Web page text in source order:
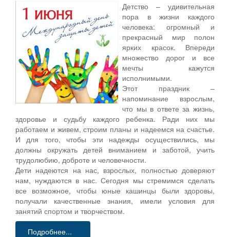
Детство – удивительная
пора в жизни каждого
человека: огромный и
прекрасный мир полон
ярких красок. Впереди
множество дорог и все
мечты кажутся
исполнимыми.
Этот праздник –
напоминание взрослым,
что мы в ответе за жизнь,
здоровье и судьбу каждого ребенка. Ради них мы
работаем и живем, строим планы и надеемся на счастье.
И для того, чтобы эти надежды осуществились, мы
должны окружать детей вниманием и заботой, учить
трудолюбию, доброте и человечности.
Дети надеются на нас, взрослых, полностью доверяют
нам, нуждаются в нас. Сегодня мы стремимся сделать
все возможное, чтобы юные кашинцы были здоровы,
получали качественные знания, имели условия для
занятий спортом и творчеством.
Подробнее...